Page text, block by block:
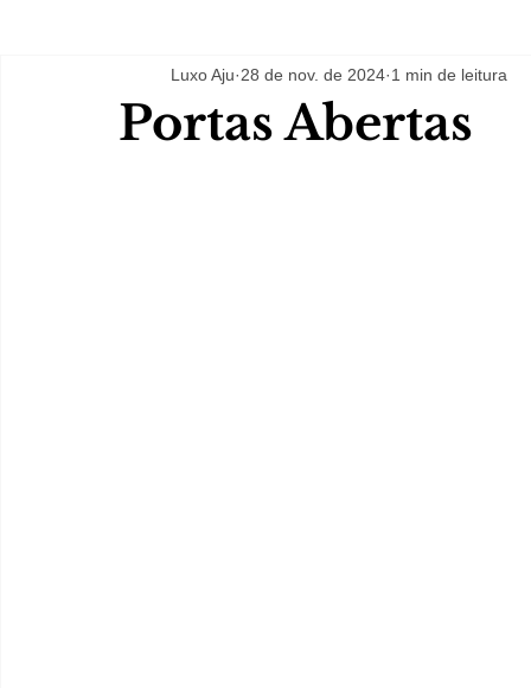
Portas Abertas
Luxo Aju 28 de nov. de 2024 1 min de leitura